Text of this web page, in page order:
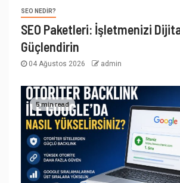
SEO NEDIR?
SEO Paketleri: İşletmenizi
Güçlendirin
04 Ağustos 2026 admin
5 min read